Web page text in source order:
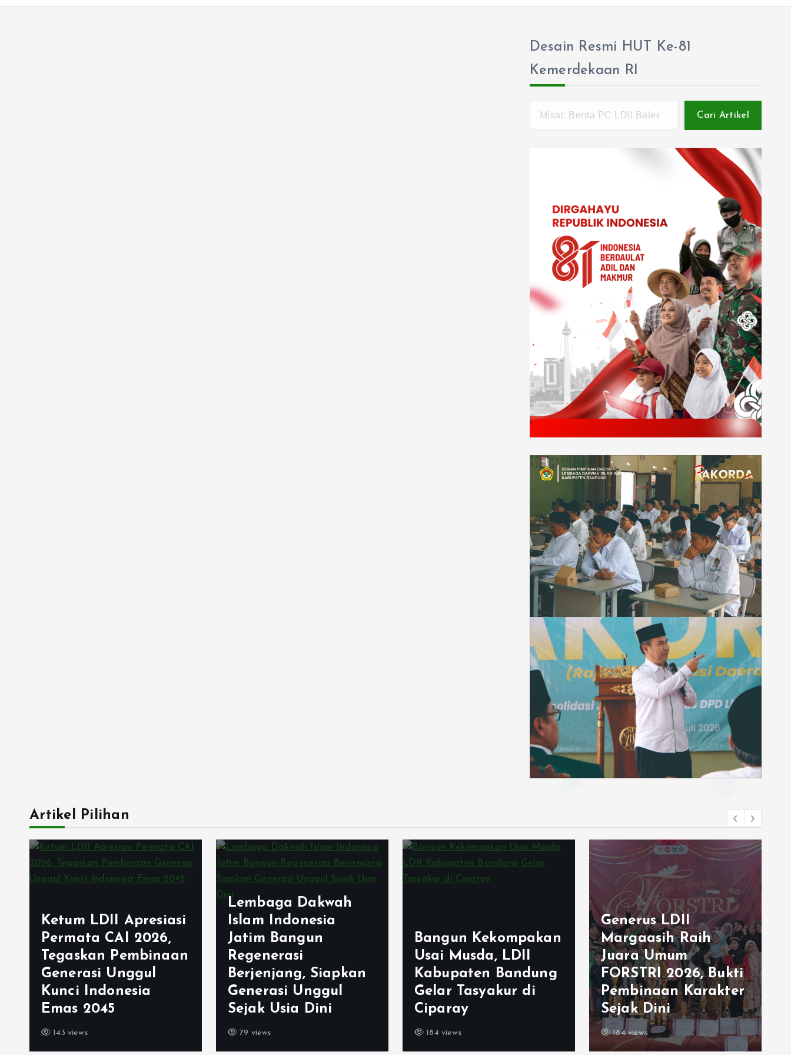
Desain Resmi HUT Ke-81
Kemerdekaan RI
Cari Artikel
Artikel Pilihan
Ketum LDII Apresiasi
Permata CAI 2026,
Tegaskan Pembinaan
Generasi Unggul
Kunci Indonesia
Emas 2045
143 views
Lembaga Dakwah
Islam Indonesia
Jatim Bangun
Regenerasi
Berjenjang, Siapkan
Generasi Unggul
Sejak Usia Dini
79 views
Bangun Kekompakan
Usai Musda, LDII
Kabupaten Bandung
Gelar Tasyakur di
Ciparay
184 views
Generus LDII
Margaasih Raih
Juara Umum
FORSTRI 2026, Bukti
Pembinaan Karakter
Sejak Dini
184 views